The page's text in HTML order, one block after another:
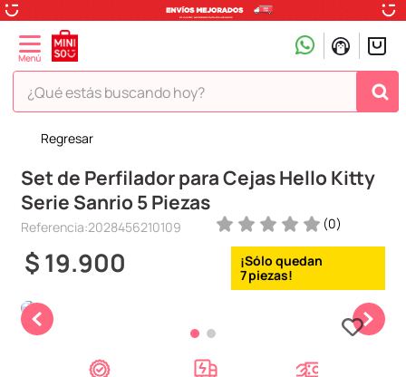
¿Qué estás buscando hoy?
Regresar
Set de Perfilador para Cejas Hello Kitty
Serie Sanrio 5 Piezas
Referencia:2028456210109 (0)
$19.900 7
TÉRMINOS MÁS BUSCADOS
1.
peluche
2.
hello kitty
3.
snoopy
4.
ositos cariñositos
5.
6.
toy story